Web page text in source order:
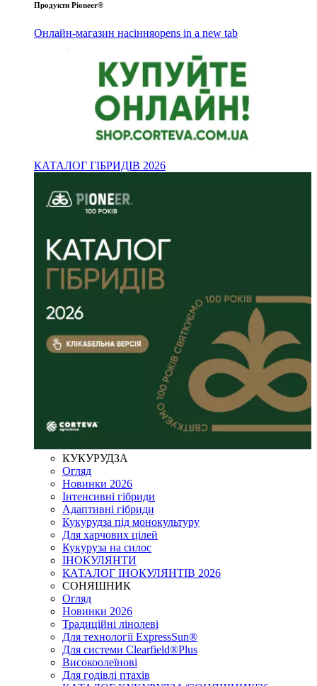
Продукти Pioneer®
Онлайн-магазин насінняopens in a new tab
КАТАЛОГ ГІБРИДІВ 2026
КУКУРУДЗА
Огляд
Новинки 2026
Інтенсивні гібриди
Адаптивні гібриди
Кукурудза під монокультуру
Для харчових цілей
Кукуруза на силос
ІНОКУЛЯНТИ
КАТАЛОГ ІНОКУЛЯНТІВ 2026
СОНЯШНИК
Огляд
Новинки 2026
Традиційні лінолеві
Для технології ExpressSun®
Для системи Clearfield®Plus
Високоолеїнові
Для годівлі птахів